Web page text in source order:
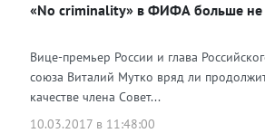
«No criminality» в ФИФА больше не
Вице-премьер России и глава
союза Виталий Мутко вряд ли
качестве члена Совет...
10.03.2017 в 11:48:00